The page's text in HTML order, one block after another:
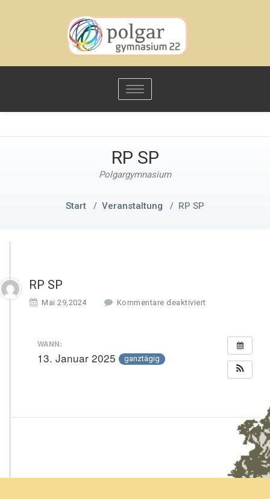
Toggle
navigation
RP SP
Polgargymnasium
Start / Veranstaltung / RP SP
RP SP
Mai 29,2024 Kommentare deaktiviert
WANN:
13. Januar 2025 ganztägig